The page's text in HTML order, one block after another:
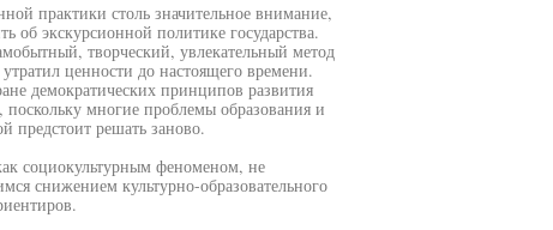
практики столь значительное внимание,
об экскурсионной политике государства.
творческий, увлекательный метод
ценности до настоящего времени.
демократических принципов развития
многие проблемы образования и
предстоит решать заново.
социокультурным феноменом, не
снижением культурно-образовательного